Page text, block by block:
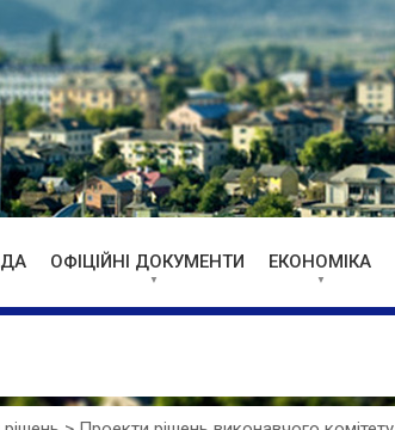
ОФІЦІЙНІ ДОКУМЕНТИ ЕКОНОМІКА